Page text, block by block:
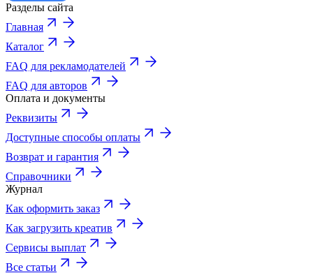
Разделы сайта
Главная
Каталог
FAQ для рекламодателей
FAQ для авторов
Оплата и документы
Реквизиты
Доступные способы оплаты
Возврат и гарантия
Справочники
Журнал
Как оформить заказ
Как загрузить креатив
Сервисы выплат
Все статьи